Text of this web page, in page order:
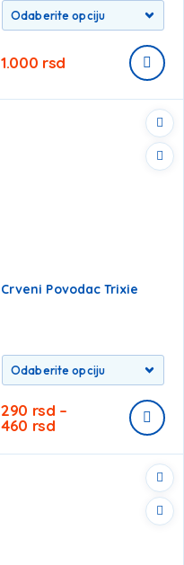
1.000 rsd
Crveni Povodac Trixie
290 rsd –
460 rsd